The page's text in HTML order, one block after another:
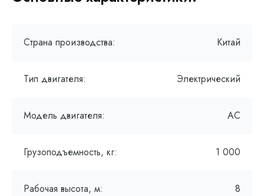
Страна производства: Китай
Тип двигателя: Электрический
Модель двигателя: AC
Грузоподъемность, кг: 1 000
Рабочая высота, м: 8